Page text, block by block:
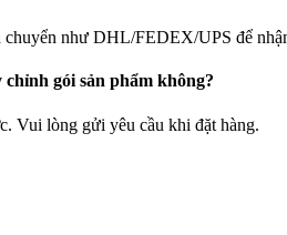
chuyển như DHL/FEDEX/UPS để
gói sản phẩm không?
Vui lòng gửi yêu cầu khi đặt hàng.